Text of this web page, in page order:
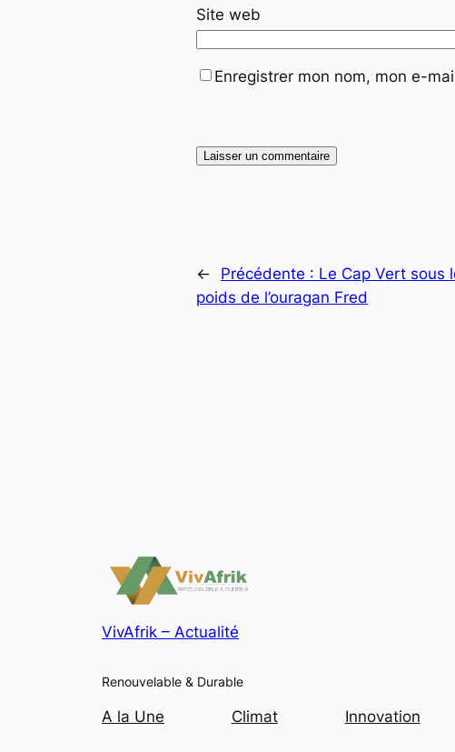
Site web
Enregistrer mon nom, mon e-
← Précédente : Le Cap Vert sous
poids de l’ouragan Fred
VivAfrik – Actualité
Renouvelable & Durable
A la Une Climat Innovation